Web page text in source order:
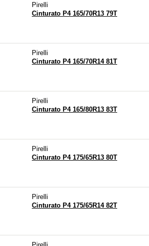
Pirelli
Cinturato P4 165/70R13 79T
Pirelli
Cinturato P4 165/70R14 81T
Pirelli
Cinturato P4 165/80R13 83T
Pirelli
Cinturato P4 175/65R13 80T
Pirelli
Cinturato P4 175/65R14 82T